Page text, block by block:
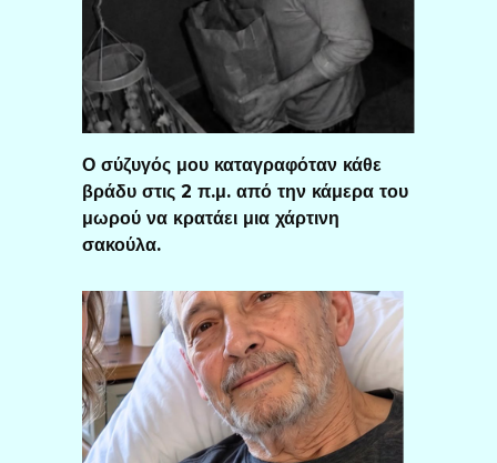
Ο σύζυγός μου καταγραφόταν κάθε
βράδυ στις 2 π.μ. από την κάμερα του
μωρού να κρατάει μια χάρτινη
σακούλα.